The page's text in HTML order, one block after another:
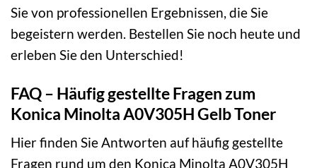
Sie von professionellen Ergebnissen, die Sie
begeistern werden. Bestellen Sie noch heute und
erleben Sie den Unterschied!
FAQ – Häufig gestellte Fragen zum
Konica Minolta A0V305H Gelb Toner
Hier finden Sie Antworten auf häufig gestellte
Fragen rund um den Konica Minolta A0V305H